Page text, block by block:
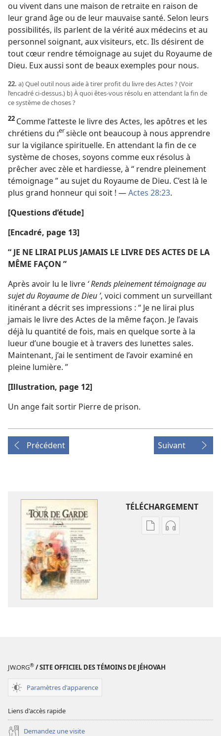
ou vivent dans une maison de retraite en raison de
leur grand âge ou de leur mauvaise santé. Selon leurs
possibilités, ils parlent de la vérité aux médecins et au
personnel soignant, aux visiteurs, etc. Ils désirent de
tout cœur rendre témoignage au sujet du Royaume de
Dieu. Eux aussi sont de beaux exemples pour nous.
22. a) Quel outil nous aide à tirer profit du livre des Actes ? (Voir
l’encadré ci-dessus.) b) À quoi êtes-​vous résolu en attendant la fin de
ce système de choses ?
22 Comme l’atteste le livre des Actes, les apôtres et les
chrétiens du Iersiècle ont beaucoup à nous apprendre
sur la vigilance spirituelle. En attendant la fin de ce
système de choses, soyons comme eux résolus à
prêcher avec zèle et hardiesse, à “ rendre pleinement
témoignage ” au sujet du Royaume de Dieu. C’est là le
plus grand honneur qui soit ! —Actes 28:23.
[Questions d’étude]
[Encadré, page 13]
“ JE NE LIRAI PLUS JAMAIS LE LIVRE DES ACTES DE LA
MÊME FAÇON ”
Après avoir lu le livre ‘ Rends pleinement témoignage au
sujet du Royaume de Dieu ’, voici comment un surveillant
itinérant a décrit ses impressions : “ Je ne lirai plus
jamais le livre des Actes de la même façon. Je l’avais
déjà lu quantité de fois, mais en quelque sorte à la
lueur d’une bougie et à travers des lunettes sales.
Maintenant, j’ai le sentiment de l’avoir examiné en
pleine lumière. ”
[Illustration, page 12]
Un ange fait sortir Pierre de prison.
Précédent Suivant
TÉLÉCHARGEMENT
Options
D’ÉTUDE)
Options
JW.ORG® / SITE OFFICIEL DES TÉMOINS DE JÉHOVAH
Paramètres d'apparence
Liens d'accès rapide
Demandez une visite